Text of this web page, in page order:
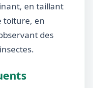
en taillant
toiture, en
des